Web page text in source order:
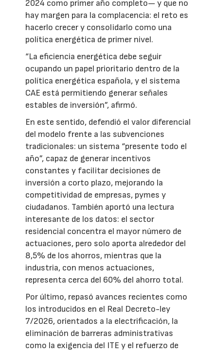
2024 como primer año completo— y que no
hay margen para la complacencia: el reto es
hacerlo crecer y consolidarlo como una
política energética de primer nivel.
“La eficiencia energética debe seguir
ocupando un papel prioritario dentro de la
política energética española, y el sistema
CAE está permitiendo generar señales
estables de inversión”, afirmó.
En este sentido, defendió el valor diferencial
del modelo frente a las subvenciones
tradicionales: un sistema “presente todo el
año”, capaz de generar incentivos
constantes y facilitar decisiones de
inversión a corto plazo, mejorando la
competitividad de empresas, pymes y
ciudadanos. También aportó una lectura
interesante de los datos: el sector
residencial concentra el mayor número de
actuaciones, pero solo aporta alrededor del
8,5% de los ahorros, mientras que la
industria, con menos actuaciones,
representa cerca del 60% del ahorro total.
Por último, repasó avances recientes como
los introducidos en el Real Decreto-ley
7/2026, orientados a la electrificación, la
eliminación de barreras administrativas
como la exigencia del ITE y el refuerzo de